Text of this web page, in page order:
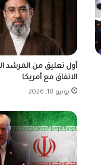
أول تعليق من المرشد
الاتفاق مع أمريكا
يونيو 18, 2026